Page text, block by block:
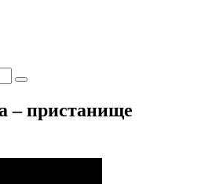
– пристанище